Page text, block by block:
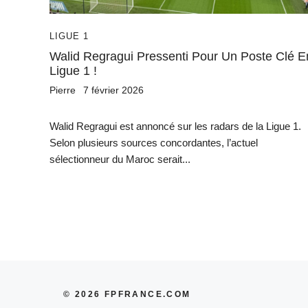
LIGUE 1
Walid Regragui Pressenti Pour Un Poste Clé
Ligue 1 !
Pierre 7 février 2026
Walid Regragui est annoncé sur les radars de la Ligue 1.
Selon plusieurs sources concordantes, l’actuel
sélectionneur du Maroc serait...
© 2026 FPFRANCE.COM